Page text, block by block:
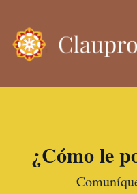
¿Cómo le